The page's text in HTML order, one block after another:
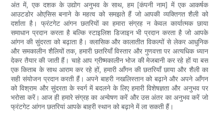
अंत में, एक दशक के उद्योग अनुभव के साथ, हम [कंपनी नाम] में एक आकर्षक
आउटडोर ओएसिस बनाने के महत्व को समझते हैं जो आपकी व्यक्तिगत शैली को
दर्शाता है। फ्रंटगेट आंगन छतरियों का हमारा संग्रह न केवल कार्यात्मक छाया
समाधान प्रदान करता है बल्कि स्टाइलिश डिजाइन भी प्रदान करता है जो आपके
आंगन की सुंदरता को बढ़ाता है। क्लासिक और कालातीत विकल्पों से लेकर आधुनिक
और समकालीन शैलियों तक, हमारी छतरियाँ विस्तार और गुणवत्ता पर अत्यधिक ध्यान
देकर तैयार की जाती हैं। चाहे आप ग्रीष्मकालीन भोज की मेजबानी कर रहे हों या बस
एक किताब के साथ आराम कर रहे हों, हमारी आँगन की छतरियाँ छाया और शैली का
सही संयोजन प्रदान करती हैं। अपने बाहरी नखलिस्तान को बढ़ाने और अपने आँगन
को विश्राम और सुंदरता के स्वर्ग में बदलने के लिए हमारी विशेषज्ञता और अनुभव पर
भरोसा करें। आज ही हमारे संग्रह का अन्वेषण करें और उस अंतर का अनुभव करें जो
फ्रंटगेट आंगन छतरियां आपके बाहरी स्थान को बढ़ाने में ला सकती हैं।